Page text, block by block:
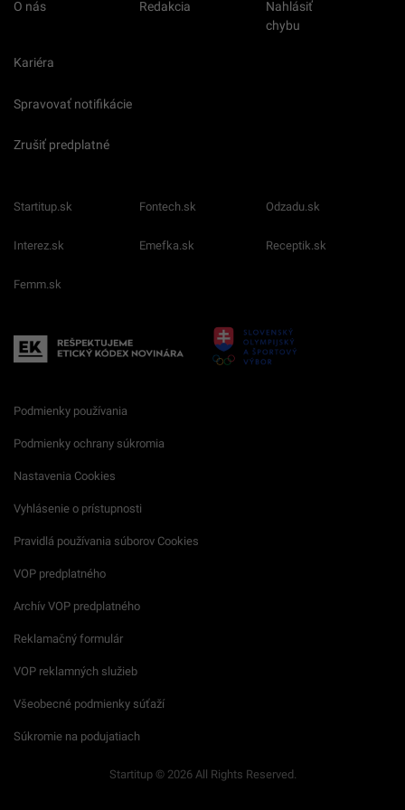
O nás Redakcia
Nahlásiť
chybu
Kariéra
Spravovať notifikácie
Zrušiť predplatné
Startitup.sk Fontech.sk Odzadu.sk
Interez.sk Emefka.sk Receptik.sk
Femm.sk
Podmienky používania
Podmienky ochrany súkromia
Nastavenia Cookies
Vyhlásenie o prístupnosti
Pravidlá používania súborov Cookies
VOP predplatného
Archív VOP predplatného
Reklamačný formulár
VOP reklamných služieb
Všeobecné podmienky súťaží
Súkromie na podujatiach
Startitup © 2026 All Rights Reserved.